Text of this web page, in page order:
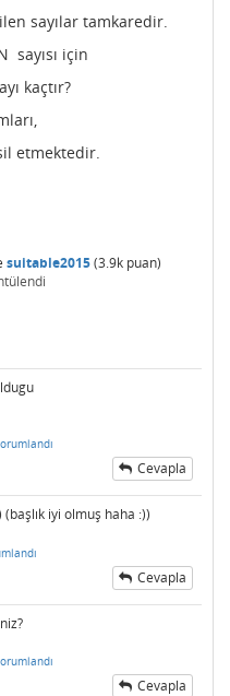
sayılar tamkaredir.
sayısı için
kaçtır?
etmektedir.
suitable2015(3.9k puan)
Cevapla
iyi olmuş haha :))
Cevapla
Cevapla